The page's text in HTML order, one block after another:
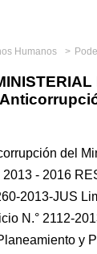
Humanos
del
- 2016
2013-JUS
N.° 2112-
y